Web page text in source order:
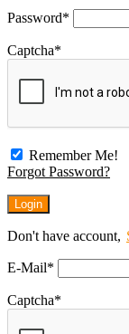
Password*
Captcha*
Remember Me!
Forgot Password?
Don't have account,
E-Mail*
Captcha*